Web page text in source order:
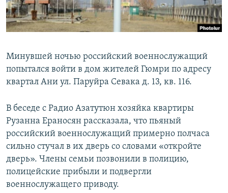
Русский
Минувшей ночью российский военнослужащий
попытался войти в дом жителей Гюмри по адресу
квартал Ани ул. Паруйра Севака д. 13, кв. 116.
В беседе с Радио Азатутюн хозяйка квартиры
Рузанна Ераносян рассказала, что пьяный
российский военнослужащий примерно полчаса
сильно стучал в их дверь со словами «откройте
дверь». Члены семьи позвонили в полицию,
полицейские прибыли и подвергли
военнослужащего приводу.